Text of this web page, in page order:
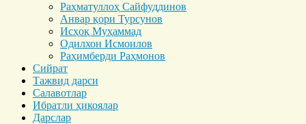
Раҳматуллоҳ Сайфуддинов
Анвар қори Турсунов
Исҳоқ Муҳаммад
Одилхон Исмоилов
Раҳимберди Раҳмонов
Сийрат
Тажвид дарси
Салавотлар
Ибратли ҳикоялар
Дарслар